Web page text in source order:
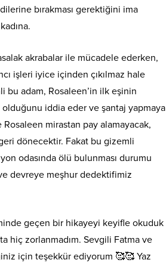
bırakması gerektiğini ima
akrabalar ile mücadele ederken,
işleri iyice içinden çıkılmaz hale
bu adam, Rosaleen’in ilk eşinin
olduğunu iddia eder ve şantaj yapmaya
mirastan pay alamayacak,
dönecektir. Fakat bu gizemli
odasında ölü bulunması durumu
ve devreye meşhur dedektifimiz
geçen bir hikayeyi keyifle okuduk
hiç zorlanmadım. Sevgili Fatma ve
için teşekkür ediyorum 🥰🥰 Yaz